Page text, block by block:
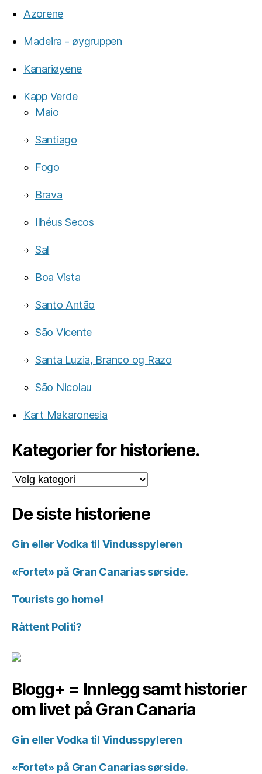
Azorene
Madeira - øygruppen
Kanariøyene
Kapp Verde
Maio
Santiago
Fogo
Brava
Ilhéus Secos
Sal
Boa Vista
Santo Antão
São Vicente
Santa Luzia, Branco og Razo
São Nicolau
Kart Makaronesia
Kategorier for historiene.
Kategorier
for
De siste historiene
Gin eller Vodka til Vindusspyleren
«Fortet» på Gran Canarias sørside.
Tourists go home!
Råttent Politi?
Blogg+ = Innlegg samt historier
om livet på Gran Canaria
Gin eller Vodka til Vindusspyleren
«Fortet» på Gran Canarias sørside.